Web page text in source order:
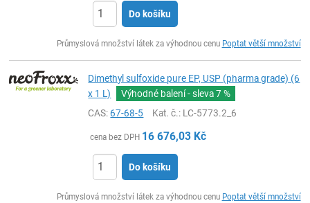
Do košíku
Průmyslová množství látek za výhodnou cenu Poptat větší množství
Dimethyl sulfoxide pure EP, USP (pharma grade) (6
x 1 L)
Výhodné balení - sleva7 %
CAS:67-68-5 Kat. č.: LC-5773.2_6
cena bez DPH 16 676,03 Kč
Do košíku
Průmyslová množství látek za výhodnou cenu Poptat větší množství